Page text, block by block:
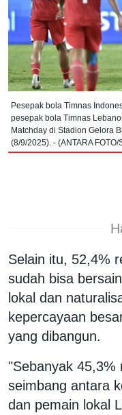
Pesepak bola Timnas
pesepak bola Timnas
Matchday di Stadion Gelora
(8/9/2025). - (ANTARA
Selain itu, 52,4%
sudah bisa
lokal dan
kepercayaan
yang dibangun.
"Sebanyak 45,3%
seimbang antara
dan pemain lokal